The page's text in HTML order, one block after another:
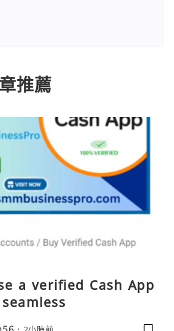
推薦
a verified Cash App